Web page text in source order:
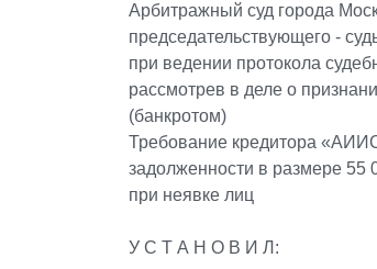
Арбитражный суд города
председательствующего -
при ведении протокола
рассмотрев в деле о
(банкротом)
Требование кредитора
задолженности в размере 55
при неявке лиц
У С Т А Н О В И Л: